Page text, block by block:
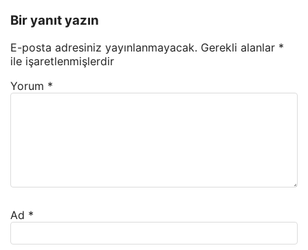
Bir yanıt yazın
E-posta adresiniz yayınlanmayacak. Gerekli alanlar *
ile işaretlenmişlerdir
Yorum *
Ad *